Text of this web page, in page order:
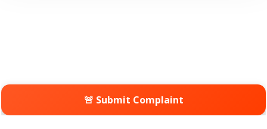
🚨 Submit Complaint